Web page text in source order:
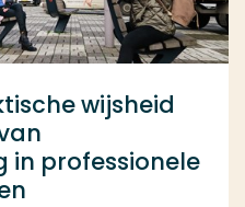
wijsheid
in professionele